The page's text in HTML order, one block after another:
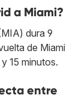
a Miami?
dura 9
de Miami
15 minutos.
entre